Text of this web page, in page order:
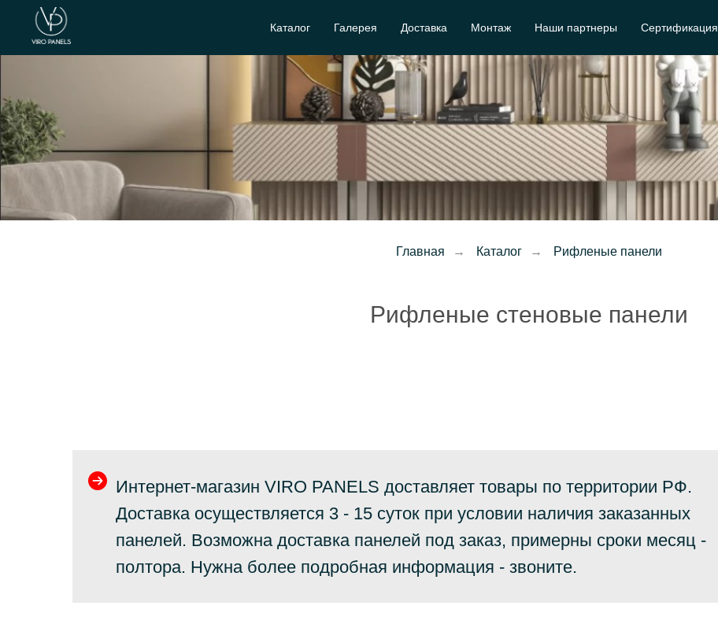
Каталог Галерея Доставка Монтаж Наши партнеры Сертификация
Главная → Каталог → Рифленые панели
Рифленые стеновые панели
Интернет-магазин VIRO PANELS доставляет товары по территории РФ.
Доставка осуществляется 3 - 15 суток при условии наличия заказанных
панелей. Возможна доставка панелей под заказ, примерны сроки месяц -
полтора. Нужна более подробная информация - звоните.